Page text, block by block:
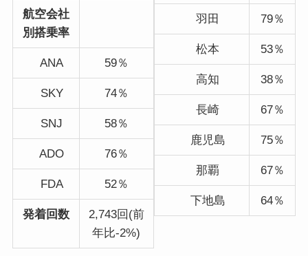
航空会社
別搭乗率
ANA 59％
SKY 74％
SNJ 58％
ADO 76％
FDA 52％
発着回数
2,743回(前
年比-2%)
羽田 79％
松本 53％
高知 38％
長崎 67％
鹿児島 75％
那覇 67％
下地島 64％